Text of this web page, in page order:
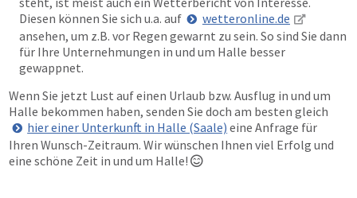
Diesen können Sie sich u.a. auf
wetteronline.de
ansehen, um z.B. vor Regen gewarnt zu sein. So sind Sie dann
für Ihre Unternehmungen in und um Halle besser
gewappnet.
Wenn Sie jetzt Lust auf einen Urlaub bzw. Ausflug in und um
Halle bekommen haben, senden Sie doch am besten gleich
hier einer Unterkunft in Halle (Saale) eine Anfrage für
Ihren Wunsch-Zeitraum. Wir wünschen Ihnen viel Erfolg und
eine schöne Zeit in und um Halle! 